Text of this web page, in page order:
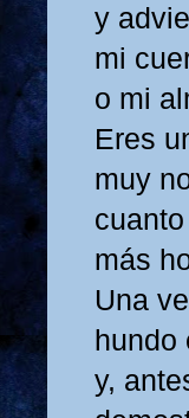
y
mi
o mi
Eres
muy
más
Una
hundo
y,